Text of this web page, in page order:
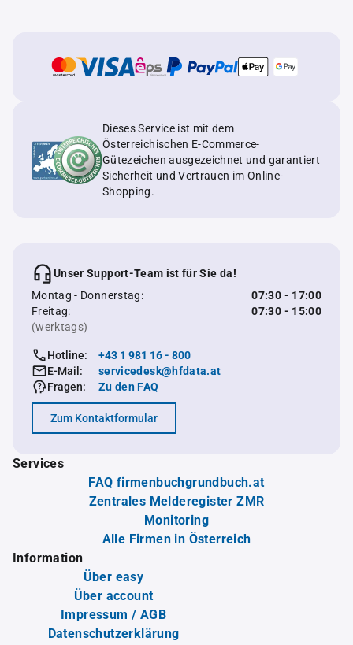
Dieses Service ist mit dem
Österreichischen E-Commerce-
Gütezeichen ausgezeichnet und garantiert
Sicherheit und Vertrauen im Online-
Shopping.
Unser Support-Team ist für Sie da!
Montag - Donnerstag:
07:30 - 17:00
Freitag:
07:30 - 15:00
(werktags)
Hotline:
+43 1 981 16 - 800
E-Mail:
servicedesk@hfdata.at
Fragen:
Zu den FAQ
Zum Kontaktformular
Services
FAQ firmenbuchgrundbuch.at
Zentrales Melderegister ZMR
Monitoring
Alle Firmen in Österreich
Information
Über easy
Über account
Impressum / AGB
Datenschutzerklärung